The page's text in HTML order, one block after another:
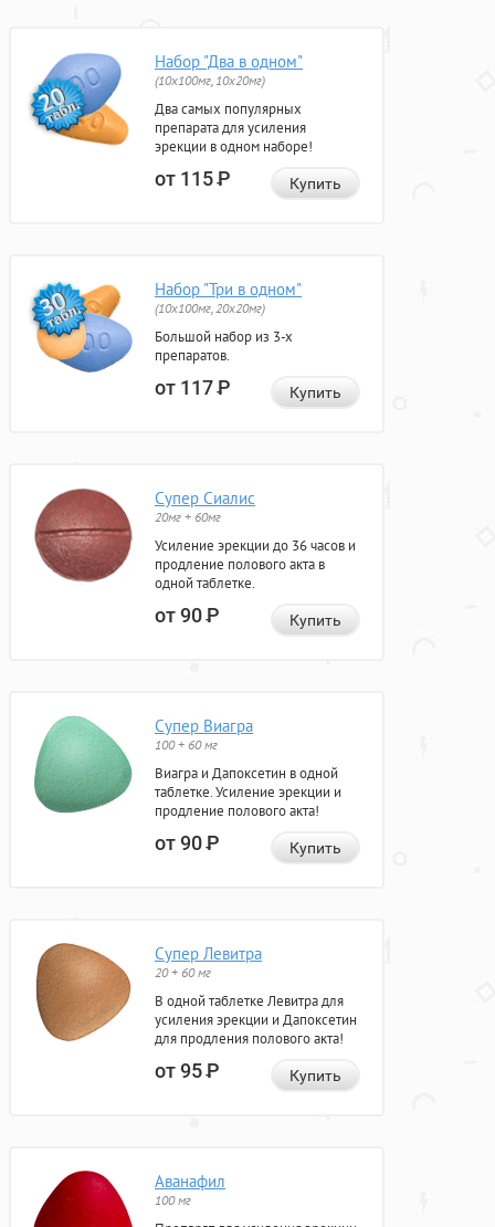
Набор "Два в одном"
(10x100мг, 10x20мг)
Два самых популярных
препарата для усиления
эрекции в одном наборе!
от 115Р Купить
Набор "Три в одном"
(10x100мг, 20x20мг)
Большой набор из 3-х
препаратов.
от 117Р Купить
Супер Сиалис
20мг + 60мг
Усиление эрекции до 36 часов и
продление полового акта в
одной таблетке.
от 90Р Купить
Супер Виагра
100 + 60 мг
Виагра и Дапоксетин в одной
таблетке. Усиление эрекции и
продление полового акта!
от 90Р Купить
Супер Левитра
20 + 60 мг
В одной таблетке Левитра для
усиления эрекции и Дапоксетин
для продления полового акта!
от 95Р Купить
Аванафил
100 мг